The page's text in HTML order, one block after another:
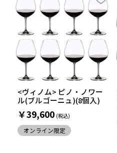
<ヴィノム> ピノ・ノワー
ル(ブルゴーニュ)(8個入)
￥39,600
オンライン限定